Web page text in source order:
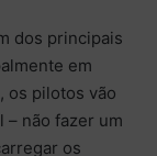
dos principais
em
os pilotos vão
– não fazer um
os